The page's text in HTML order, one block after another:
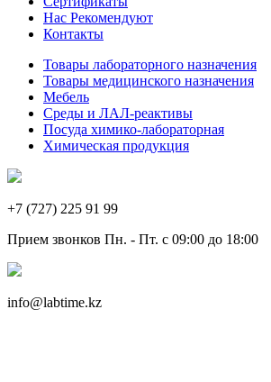
Нас Рекомендуют
Контакты
Товары лабораторного назначения
Товары медицинского назначения
Мебель
Среды и ЛАЛ-реактивы
Посуда химико-лабораторная
Химическая продукция
+7 (727) 225 91 99
Прием звонков Пн. - Пт. с 09:00 до 18:00
info@labtime.kz